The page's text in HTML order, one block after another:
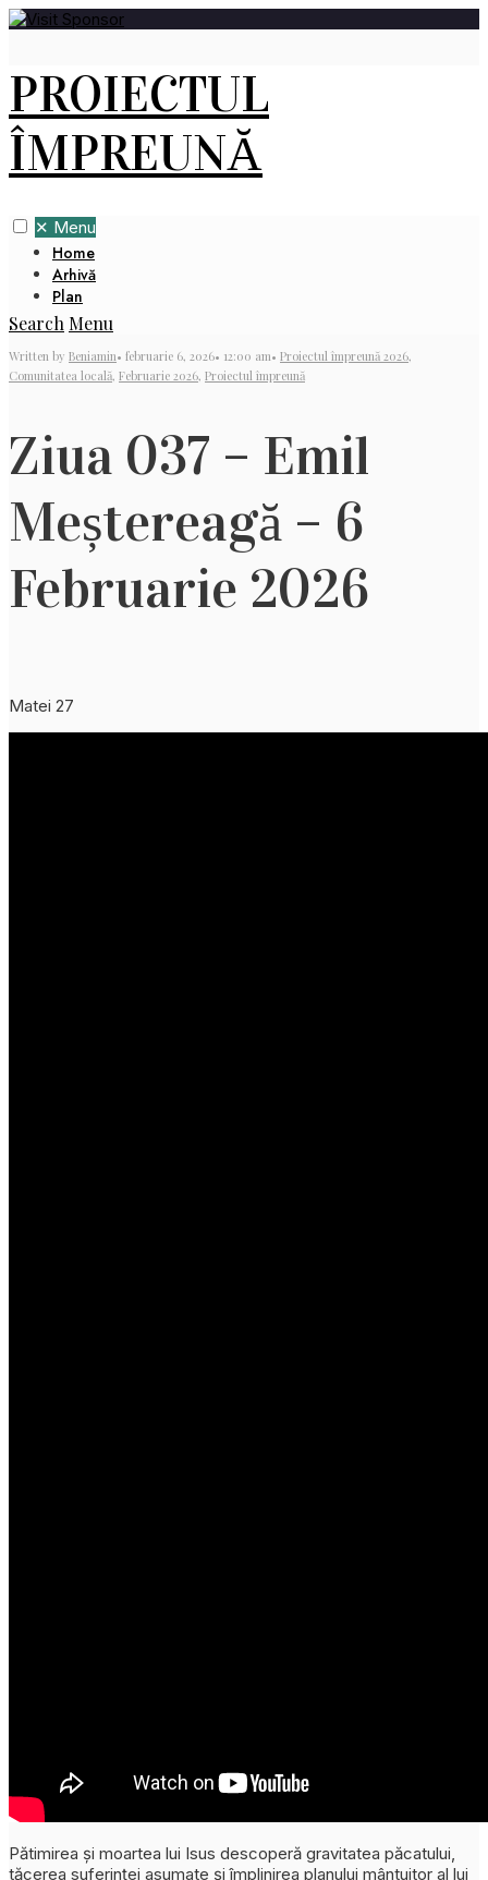
PROIECTUL
ÎMPREUNĂ
✕ Menu
Home
Arhivă
Plan
Search Menu
Written by Beniamin• februarie 6, 2026• 12:00 am• Proiectul împreună 2026,
Comunitatea locală, Februarie 2026, Proiectul împreună
Ziua 037 – Emil
Meștereagă – 6
Februarie 2026
Matei 27
Pătimirea și moartea lui Isus descoperă gravitatea păcatului,
tăcerea suferinței asumate și împlinirea planului mântuitor al lui